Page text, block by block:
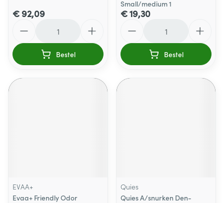
€ 92,09
Bestel
Small/medium 1
€ 19,30
Bestel
EVAA+
Evaa+ Friendly Odor
Quies
Quies A/snurken Den-